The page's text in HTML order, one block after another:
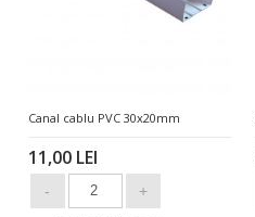
Canal cablu PVC 30x20mm
11,00 LEI